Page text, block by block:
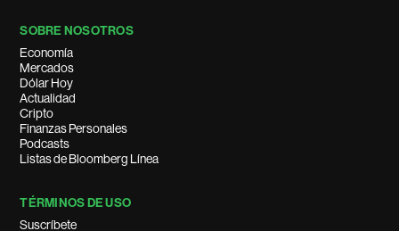
SOBRE NOSOTROS
Economía
Mercados
Dólar Hoy
Actualidad
Cripto
Finanzas Personales
Podcasts
Listas de Bloomberg Línea
TÉRMINOS DE USO
Suscríbete